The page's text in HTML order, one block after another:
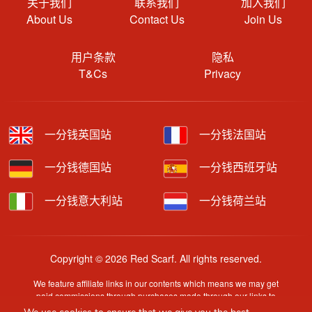
About Us
Contact Us
Join Us
用户条款
T&Cs
隐私
Privacy
一分钱英国站 一分钱法国站
一分钱德国站 一分钱西班牙站
一分钱意大利站 一分钱荷兰站
Copyright © 2026 Red Scarf. All rights reserved.
We feature affiliate links in our contents which means we may get
paid commissions through purchases made through our links to
retailer sites.